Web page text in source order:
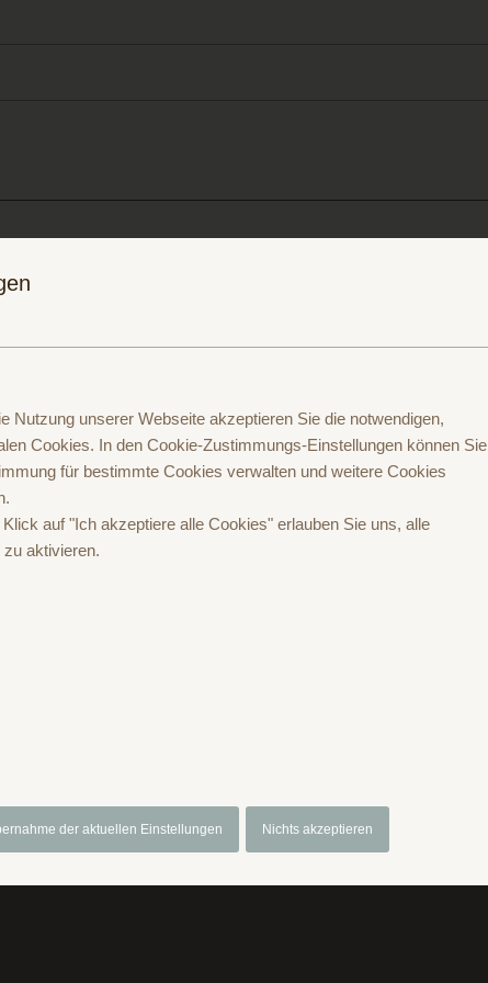
Nutzung unserer Webseite akzeptieren Sie die notwendigen,
Cookies. In den Cookie-Zustimmungs-Einstellungen können Sie
für bestimmte Cookies verwalten und weitere Cookies
auf "Ich akzeptiere alle Cookies" erlauben Sie uns, alle
aktivieren.
der aktuellen Einstellungen Nichts akzeptieren